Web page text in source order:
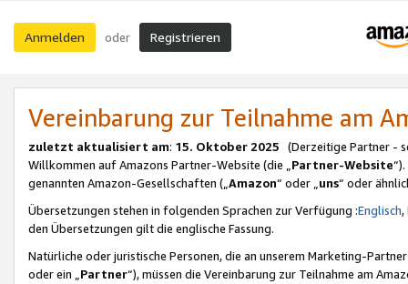
Anmelden oder Registrieren
Vereinbarung zur Teilnahme am
zuletzt aktualisiert am: 15. Oktober 2025 (Derzeitige Partner -
Willkommen auf Amazons Partner-Website (die „Partner-Website
genannten Amazon-Gesellschaften („Amazon“ oder „uns“ oder
Übersetzungen stehen in folgenden Sprachen zur Verfügung :Englisch,
den Übersetzungen gilt die englische Fassung.
Natürliche oder juristische Personen, die an unserem Marketing-
oder ein „Partner“), müssen die Vereinbarung zur Teilnahme am